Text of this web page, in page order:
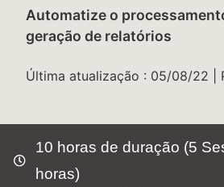
Automatize o
geração de relatórios
Última atualização : 05/08/22 |
10 horas de duração (5
horas)